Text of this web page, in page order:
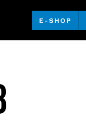
E-SHOP